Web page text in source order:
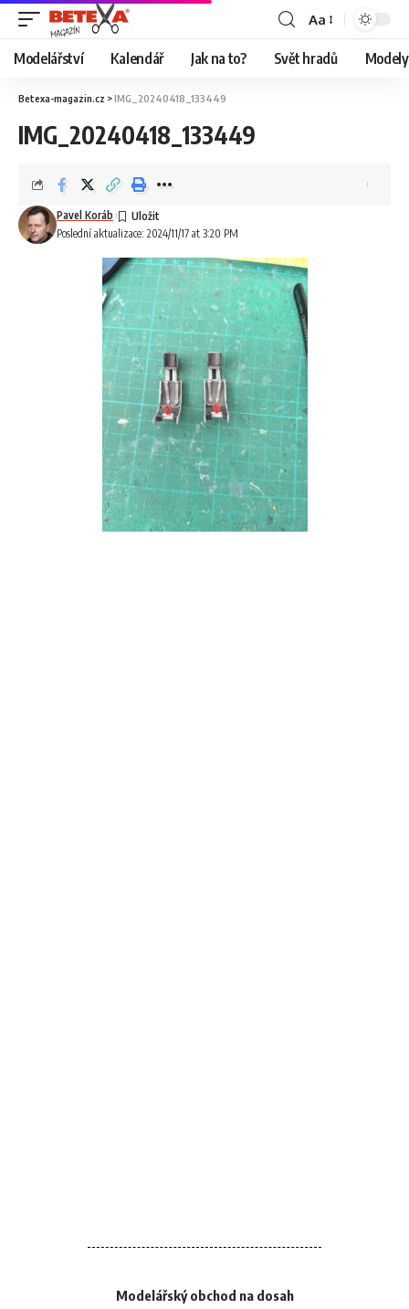
Aa
Modelářství Kalendář Jak na to? Svět hradů
Betexa-magazin.cz >IMG_20240418_133449
IMG_20240418_133449
Poslední aktualizace: 2024/11/17 at 3:20 PM
Pavel Koráb
Modelářský obchod na dosah